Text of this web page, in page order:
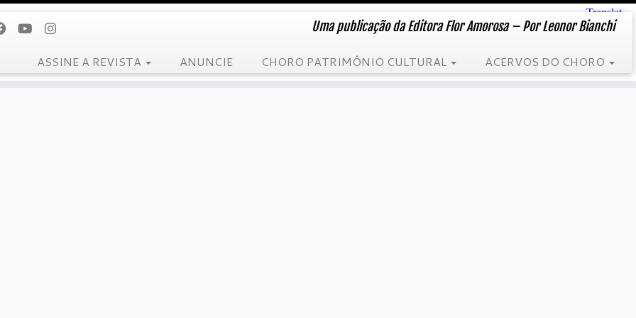
Uma publicação da Editora Flor Amorosa – Por Leonor Bianchi
ASSINE A REVISTA ANUNCIE CHORO PATRIMÔNIO CULTURAL ACERVOS DO CHORO